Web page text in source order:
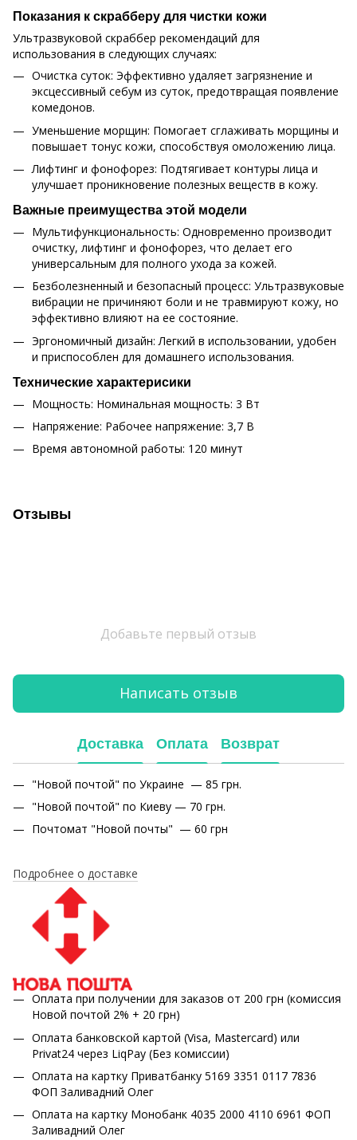
Показания к скрабберу для чистки кожи
Ультразвуковой скраббер рекомендаций для
использования в следующих случаях:
Очистка суток: Эффективно удаляет загрязнение и
эксцессивный себум из суток, предотвращая появление
комедонов.
Уменьшение морщин: Помогает сглаживать морщины и
повышает тонус кожи, способствуя омоложению лица.
Лифтинг и фонофорез: Подтягивает контуры лица и
улучшает проникновение полезных веществ в кожу.
Важные преимущества этой модели
Мультифункциональность: Одновременно производит
очистку, лифтинг и фонофорез, что делает его
универсальным для полного ухода за кожей.
Безболезненный и безопасный процесс: Ультразвуковые
вибрации не причиняют боли и не травмируют кожу, но
эффективно влияют на ее состояние.
Эргономичный дизайн: Легкий в использовании, удобен
и приспособлен для домашнего использования.
Технические характерисики
Мощность: Номинальная мощность: 3 Вт
Напряжение: Рабочее напряжение: 3,7 В
Время автономной работы: 120 минут
Отзывы
Добавьте первый отзыв
Написать отзыв
Доставка Оплата Возврат
"Новой почтой" по Украине — 85 грн.
"Новой почтой" по Киеву — 70 грн.
Почтомат "Новой почты" — 60 грн
Подробнее о доставке
Оплата при получении для заказов от 200 грн (комиссия
Новой почтой 2% + 20 грн)
Оплата банковской картой (Visa, Mastercard) или
Privat24 через LiqPay (Без комиссии)
Оплата на картку Приватбанку 5169 3351 0117 7836
ФОП Заливадний Олег
Оплата на картку Монобанк 4035 2000 4110 6961 ФОП
Заливадний Олег